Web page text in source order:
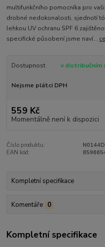
multifunkčního pomocníka pro
drobné nedokonalosti, sjednotí
lehkou UV ochranu SPF 6
specifické působení jsme naví...
Dostupnost v distribučním
Nejsme plátci DPH
559 Kč
Momentálně není k dispozici
Číslo produktu:
N0144D
EAN kód:
Kompletní specifikace
Komentáře 0
Kompletní specifikace